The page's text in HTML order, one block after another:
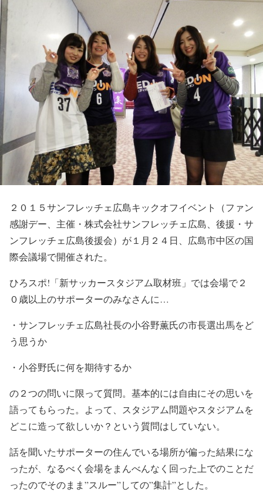
２０１５サンフレッチェ広島キックオフイベント（ファン
感謝デー、主催・株式会社サンフレッチェ広島、後援・サ
ンフレッチェ広島後援会）が１月２４日、広島市中区の国
際会議場で開催された。
ひろスポ!「新サッカースタジアム取材班」では会場で２
０歳以上のサポーターのみなさんに…
・サンフレッチェ広島社長の小谷野薫氏の市長選出馬をど
う思うか
・小谷野氏に何を期待するか
の２つの問いに限って質問。基本的には自由にその思いを
語ってもらった。よって、スタジアム問題やスタジアムを
どこに造って欲しいか？という質問はしていない。
話を聞いたサポーターの住んでいる場所が偏った結果にな
ったが、なるべく会場をまんべんなく回った上でのことだ
ったのでそのまま”スルー”しての”集計”とした。